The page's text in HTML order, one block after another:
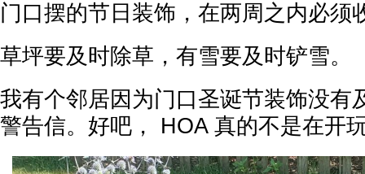
门口摆的节日装饰，在两周之内必须
草坪要及时除草，有雪要及时铲雪。
我有个邻居因为门口圣诞节装饰没有
警告信。好吧， HOA 真的不是在开